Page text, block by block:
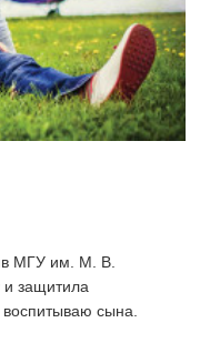
МГУ им. М. В.
и защитила
сына.